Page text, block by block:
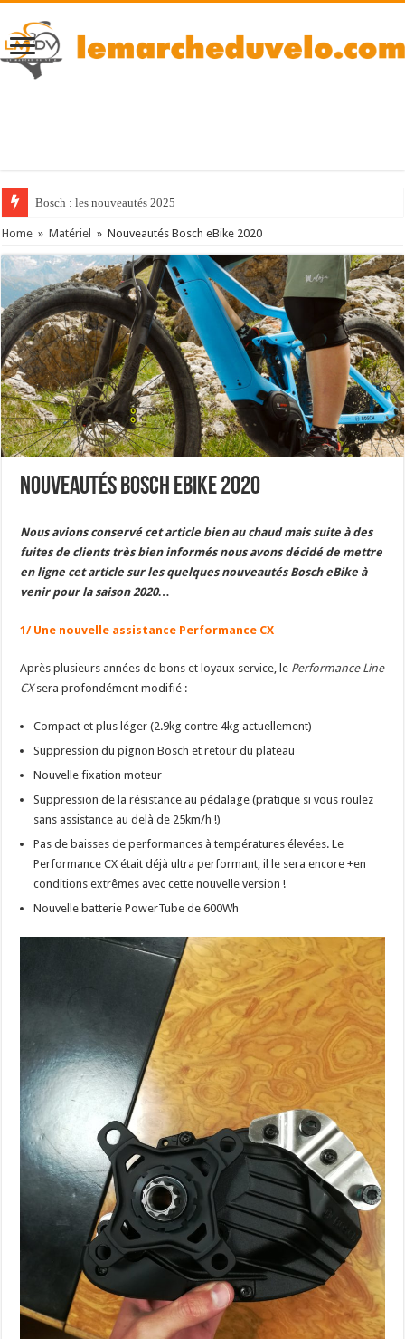
Bosch : les nouveautés 2025
Home » Matériel » Nouveautés Bosch eBike 2020
Nouveautés Bosch eBike 2020
Nous avions conservé cet article bien au chaud mais suite à des
fuites de clients très bien informés nous avons décidé de mettre
en ligne cet article sur les quelques nouveautés Bosch eBike à
venir pour la saison 2020…
1/ Une nouvelle assistance Performance CX
Après plusieurs années de bons et loyaux service, le Performance Line
CX sera profondément modifié :
Compact et plus léger (2.9kg contre 4kg actuellement)
Suppression du pignon Bosch et retour du plateau
Nouvelle fixation moteur
Suppression de la résistance au pédalage (pratique si vous roulez
sans assistance au delà de 25km/h !)
Pas de baisses de performances à températures élevées. Le
Performance CX était déjà ultra performant, il le sera encore +en
conditions extrêmes avec cette nouvelle version !
Nouvelle batterie PowerTube de 600Wh